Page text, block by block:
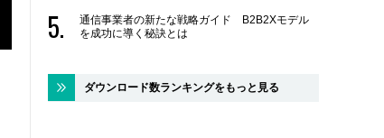
通信事業者の新たな戦略ガイド B2B2Xモデル
を成功に導く秘訣とは
ダウンロード数ランキングをもっと見る